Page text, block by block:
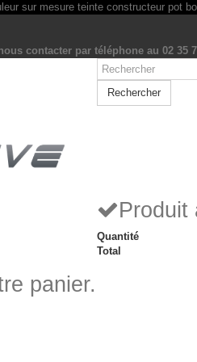
contacter par téléphone au 02 35
Rechercher
Produit
Quantité
Total
panier.